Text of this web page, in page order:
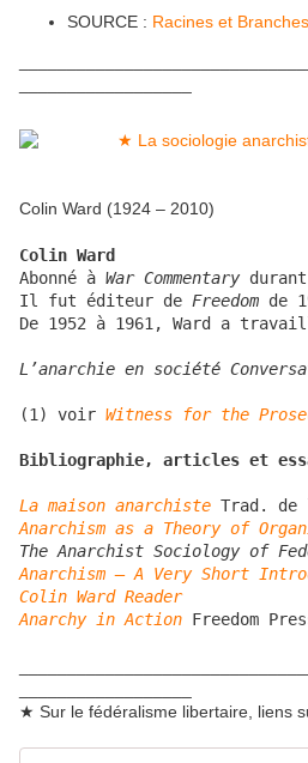
SOURCE : Racines et Branches
Colin Ward (1924 – 2010)
Colin Ward
Abonné à War Commentary
Il fut éditeur de Freedom de
De 1952 à 1961, Ward a
L’anarchie en société
(1) voir Witness for the
Bibliographie, articles et
La maison anarchiste
Anarchism as a Theory of
The Anarchist Sociology of
Anarchism – A Very Short
Colin Ward Reader
Anarchy in Action Freedom
★ Sur le fédéralisme libertaire, liens